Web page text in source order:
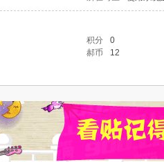
积分
0
郝币
12